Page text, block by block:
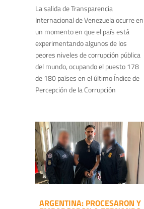
La salida de Transparencia
Internacional de Venezuela ocurre en
un momento en que el país está
experimentando algunos de los
peores niveles de corrupción pública
del mundo, ocupando el puesto 178
de 180 países en el último Índice de
Percepción de la Corrupción
ARGENTINA: PROCESARON Y